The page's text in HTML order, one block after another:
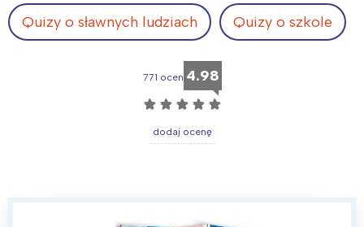
Quizy o sławnych ludziach Quizy o szkole
771 ocen 4.98
☆ ☆ ☆ ☆ ☆
dodaj ocenę